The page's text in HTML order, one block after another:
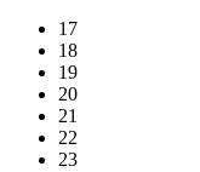
17
18
19
20
21
22
23